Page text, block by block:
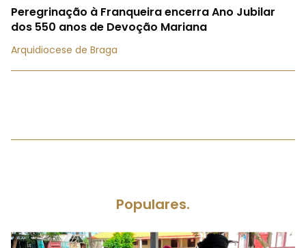
Peregrinação à Franqueira encerra Ano Jubilar
dos 550 anos de Devoção Mariana
Arquidiocese de Braga
Populares.